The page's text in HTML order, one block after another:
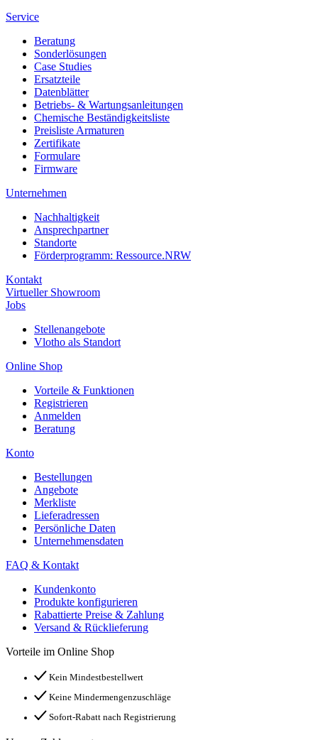
Service
Beratung
Sonderlösungen
Case Studies
Ersatzteile
Datenblätter
Betriebs- & Wartungsanleitungen
Chemische Beständigkeitsliste
Preisliste Armaturen
Zertifikate
Formulare
Firmware
Unternehmen
Nachhaltigkeit
Ansprechpartner
Standorte
Förderprogramm: Ressource.NRW
Kontakt
Virtueller Showroom
Jobs
Stellenangebote
Vlotho als Standort
Online Shop
Vorteile & Funktionen
Registrieren
Anmelden
Beratung
Konto
Bestellungen
Angebote
Merkliste
Lieferadressen
Persönliche Daten
Unternehmensdaten
FAQ & Kontakt
Kundenkonto
Produkte konfigurieren
Rabattierte Preise & Zahlung
Versand & Rücklieferung
Vorteile im Online Shop
Kein Mindestbestellwert
Keine Mindermengenzuschläge
Sofort-Rabatt nach Registrierung